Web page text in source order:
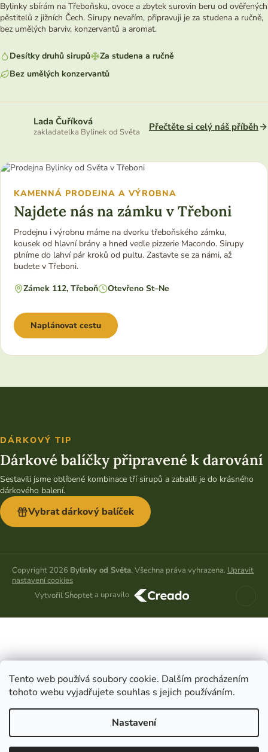
Tento web používá soubory cookie. Dalším procházením
tohoto webu vyjadřujete souhlas s jejich používáním.
Nastavení
Bylinky sbírám na Třeboňsku, ovoce a zbytek surovin beru od ověřených
pěstitelů z jižních Čech. Sirupy nevařím, připravuji je za studena a ručně,
bez umělých barviv, konzervantů a aromat.
Desítky druhů sirupů
Za studena a ručně
Bez umělých konzervantů
Lada Čuříková
zakladatelka Bylinek od Světa Přečtěte si celý náš příběh
KAMENNÁ PRODEJNA A VÝROBNA
Najdete nás na zámku v Třeboni
Prodejnu i výrobnu máme na dvorku třeboňského zámku,
kousek od hlavní brány a hned vedle pizzerie Macondo. Sirupy
plníme do lahví pár kroků od pultu. Zastavte se za námi, až
budete v Třeboni.
Zámek 112, Třeboň
Otevřeno St–Ne
Naplánovat cestu
DÁRKOVÝ TIP
Dárkové balíčky připravené k darování
Sestavili jsme oblíbené kombinace tří sirupů a zabalili je do krásného
dárkového balení.
Vybrat dárkový balíček
Vytvořil Shopteta upravilo
Copyright 2026 Bylinky od Světa. Všechna práva vyhrazena. Upravit
nastavení cookies